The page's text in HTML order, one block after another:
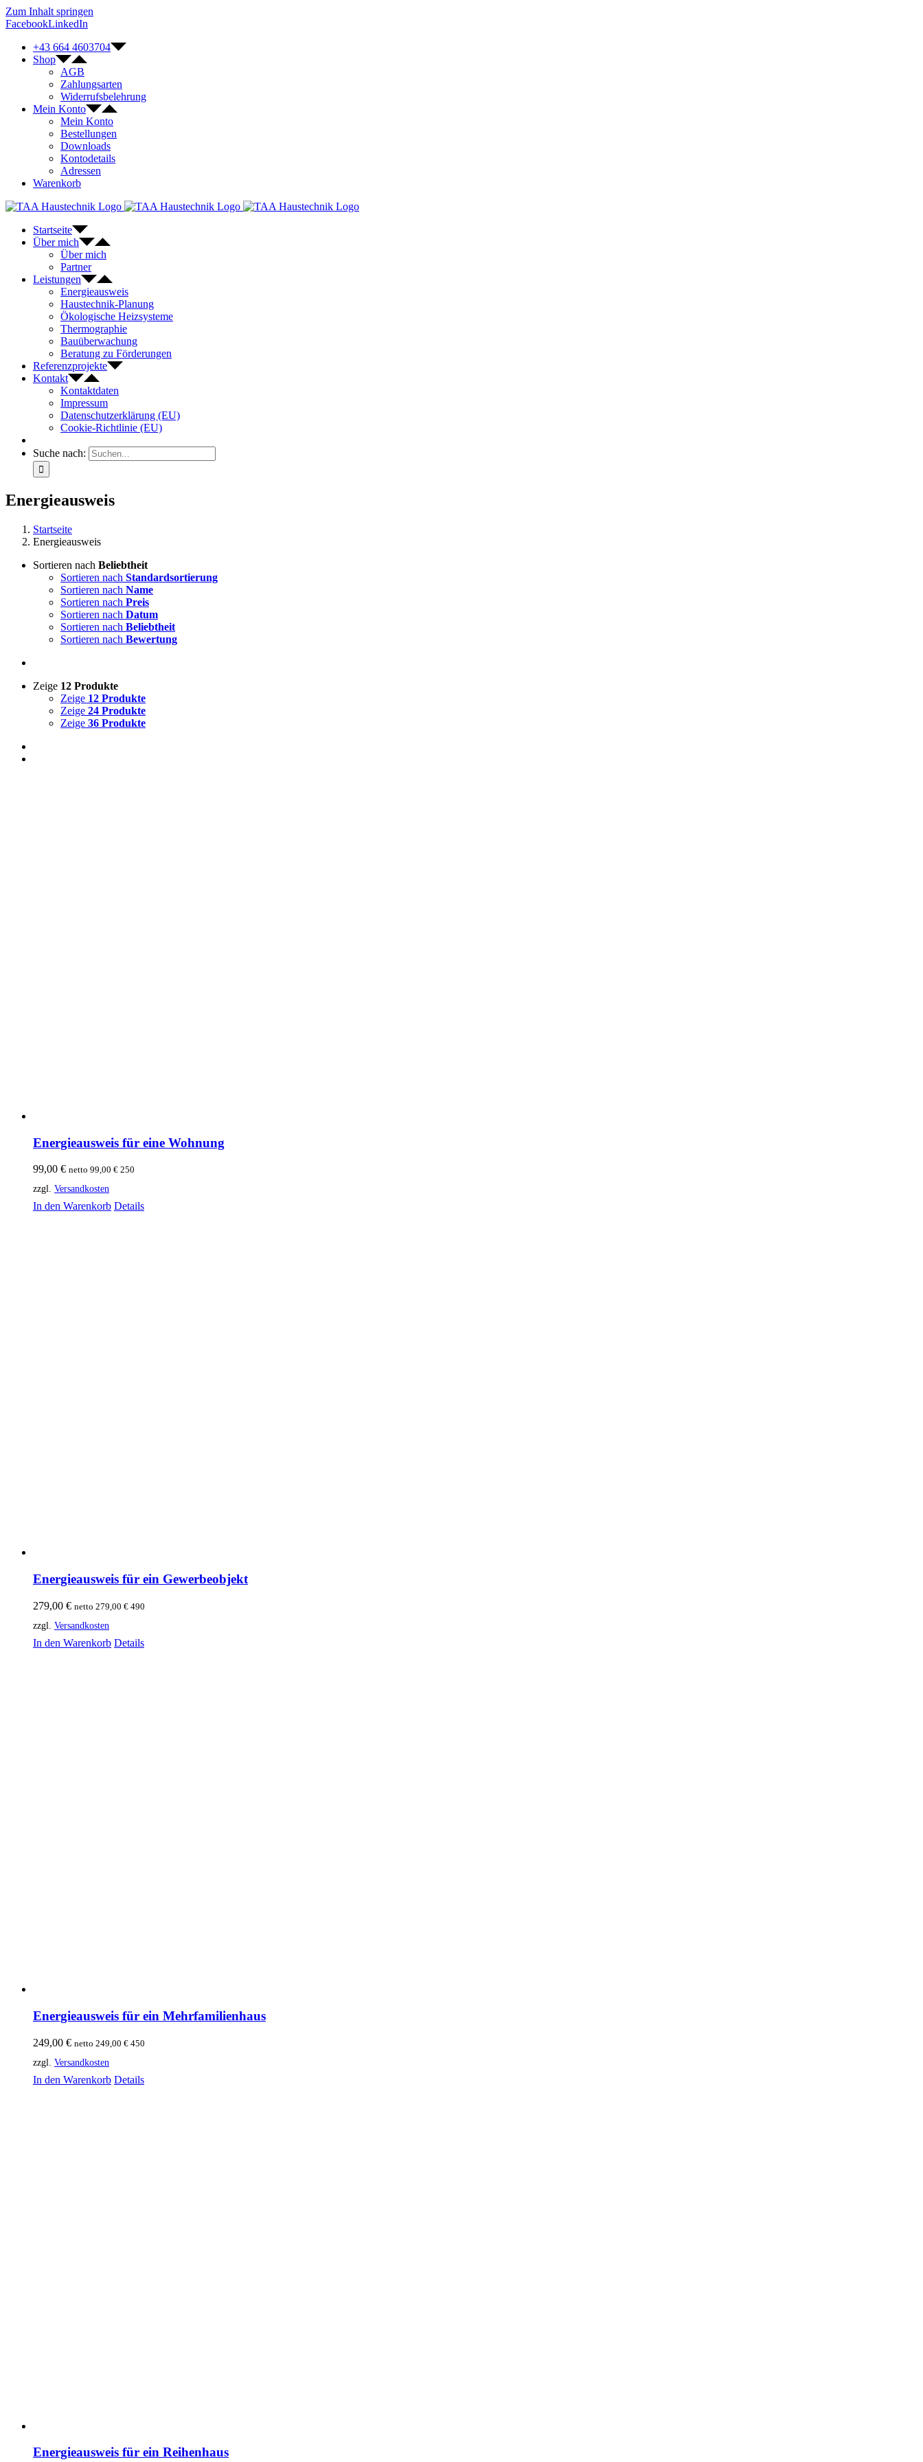
Zum Inhalt springen
FacebookLinkedIn
+43 664 4603704
Shop
AGB
Zahlungsarten
Widerrufsbelehrung
Mein Konto
Mein Konto
Bestellungen
Downloads
Kontodetails
Adressen
Warenkorb
Startseite
Über mich
Über mich
Partner
Leistungen
Energieausweis
Haustechnik-Planung
Ökologische Heizsysteme
Thermographie
Bauüberwachung
Beratung zu Förderungen
Referenzprojekte
Kontakt
Kontaktdaten
Impressum
Datenschutzerklärung (EU)
Cookie-Richtlinie (EU)
Suche nach:
Energieausweis
Startseite
Energieausweis
Sortieren nach Beliebtheit
Sortieren nach Standardsortierung
Sortieren nach Name
Sortieren nach Preis
Sortieren nach Datum
Sortieren nach Beliebtheit
Sortieren nach Bewertung
Zeige 12 Produkte
Zeige 12 Produkte
Zeige 24 Produkte
Zeige 36 Produkte
Energieausweis für eine Wohnung
99,00 € netto 99,00 € 250
zzgl. Versandkosten
In den Warenkorb Details
Energieausweis für ein Gewerbeobjekt
279,00 € netto 279,00 € 490
zzgl. Versandkosten
In den Warenkorb Details
Energieausweis für ein Mehrfamilienhaus
249,00 € netto 249,00 € 450
zzgl. Versandkosten
In den Warenkorb Details
Energieausweis für ein Reihenhaus